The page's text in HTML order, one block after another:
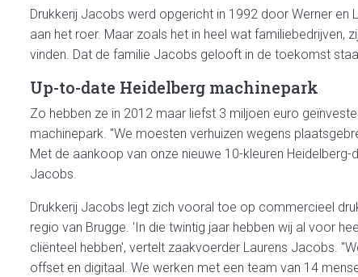
Drukkerij Jacobs werd opgericht in 1992 door Werner
aan het roer. Maar zoals het in heel wat familiebedrijven,
vinden. Dat de familie Jacobs gelooft in de toekomst
Up-to-date Heidelberg machinepark
Zo hebben ze in 2012 maar liefst 3 miljoen euro
machinepark. "We moesten verhuizen wegens
Met de aankoop van onze nieuwe 10-kleuren
Jacobs.
Drukkerij Jacobs legt zich vooral toe op commercieel
regio van Brugge. 'In die twintig jaar hebben wij al voor
cliënteel hebben', vertelt zaakvoerder Laurens Jacobs.
offset en digitaal. We werken met een team van 14